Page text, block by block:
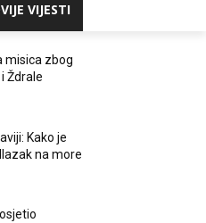
VIJESTI
misica zbog
Ždrale
Kako je
na more